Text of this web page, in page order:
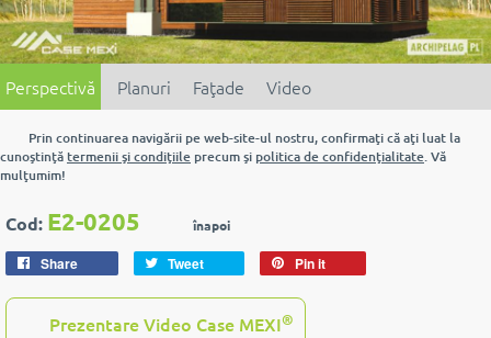
Perspectivă Planuri Faţade Video
Prin continuarea navigării pe web-site-ul nostru, confirmaţi că aţi luat la
cunoştinţătermenii şi condiţiile precum şi politica de confidenţialitate. Vă
mulţumim!
Cod: E2-0205 înapoi
Share Tweet Pin it
Prezentare Video Case MEXI®